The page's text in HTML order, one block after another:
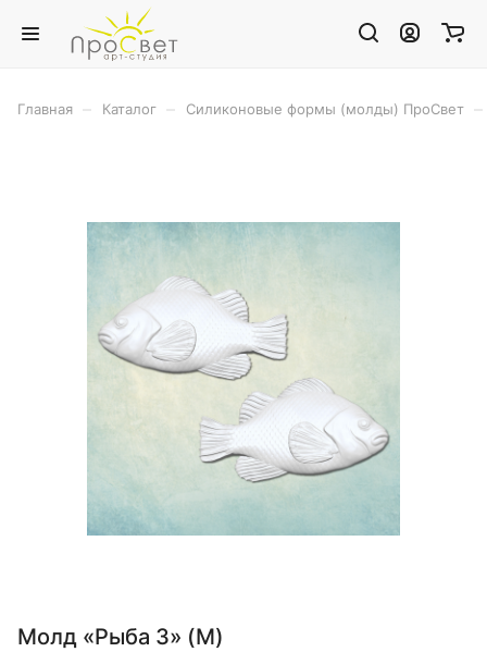
Главная Каталог Силиконовые формы (молды) ПроСвет
Молд «Рыба 3» (M)